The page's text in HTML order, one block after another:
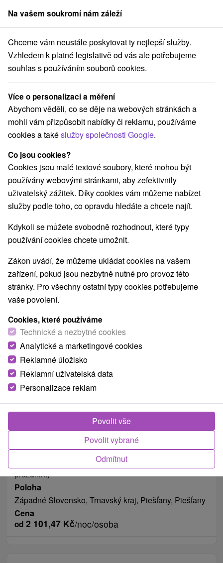
člen skupinySorger
Piešťany THAI relax se vstupem do bazénu a thajskou masáží
THAI relax se vstupem do bazénu a
thajskou masáží
Hotel Park★★★★Piešťany
9,2 vynikající·423 recenzí
Fotografie od zákazníků+6
2 noci Možnosti stravování
Datum platnosti pobytu do
19.12.2026 (Kromě termínu Velikonoc a letních
prázdnin.)
Poloha
Západné Slovensko, Trnavský kraj, Piešťany, Piešťany
Cena
od 2 101,47 Kč/noc/osoba
Na vašem soukromí nám záleží
Chceme vám neustále poskytovat ty nejlepší služby.
Vzhledem k platné legislativě od vás ale potřebujeme
souhlas s používáním souborů cookies.
Více o personalizaci a měření
Abychom věděli, co se děje na webových stránkách a
mohli vám přizpůsobit nabídky či reklamu, používáme
cookies a takéslužby společnosti Google.
Co jsou cookies?
Cookies jsou malé textové soubory, které mohou být
používány webovými stránkami, aby zefektivnily
uživatelský zážitek. Díky cookies vám můžeme nabízet
služby podle toho, co opravdu hledáte a chcete najít.
Kdykoli se můžete svobodně rozhodnout, které typy
používání cookies chcete umožnit.
Zákon uvádí, že můžeme ukládat cookies na vašem
zařízení, pokud jsou nezbytně nutné pro provoz této
stránky. Pro všechny ostatní typy cookies potřebujeme
vaše povolení.
Cookies, které používáme
Technické a nezbytné cookies
Analytické a marketingové cookies
Reklamné úložisko
Reklamní uživatelská data
Personalizace reklam
Odmítnut
Povolit vybrané
Povolit vše